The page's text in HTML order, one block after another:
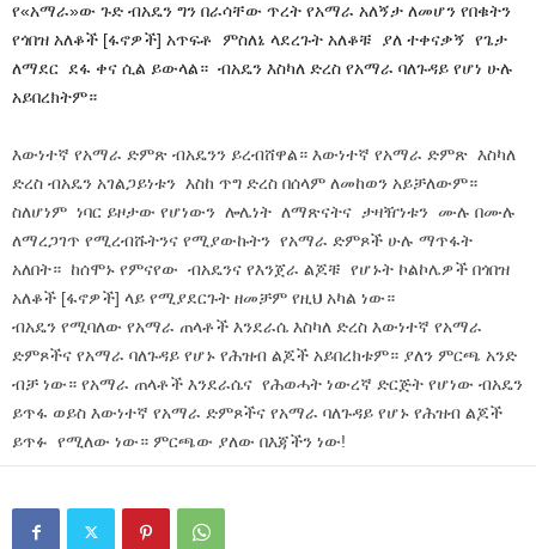
የ«አማራ»ው ጉድ ብአዴን ግን በራሳቸው ጥረት የአማራ አለኝታ ለመሆን የበቁትን
የጎበዝ አለቆች [ፋኖዎች] አጥፍቶ ምስለኔ ላደረጉት አለቆቹ ያለ ተቀናቃኝ የጌታ
ለማደር ደፋ ቀና ሲል ይውላል። ብአዴን እስካለ ድረስ የአማራ ባለጉዳይ የሆነ ሁሉ
አይበረክትም።
እውነተኛ የአማራ ድምጽ ብአዴንን ይረብሸዋል። እውነተኛ የአማራ ድምጽ እስካለ
ድረስ ብአዴን አገልጋይነቱን እስከ ጥግ ድረስ በሰላም ለመከወን አይቻለውም።
ስለሆነም ነባር ይዞታው የሆነውን ሎሌነት ለማጽናትና ታዛዥነቱን ሙሉ በሙሉ
ለማረጋገጥ የሚረብሹትንና የሚያውኩትን የአማራ ድምጾች ሁሉ ማጥፋት
አለበት። ከሰሞኑ የምናየው ብአዴንና የእንጀራ ልጆቹ የሆኑት ኮልኮሌዎች በጎበዝ
አለቆች [ፋኖዎች] ላይ የሚያደርጉት ዘመቻም የዚህ አካል ነው።
ብአዴን የሚባለው የአማራ ጠላቶች እንደራሴ እስካለ ድረስ እውነተኛ የአማራ
ድምጾችና የአማራ ባለጉዳይ የሆኑ የሕዝብ ልጆች አይበረክቱም። ያለን ምርጫ አንድ
ብቻ ነው። የአማራ ጠላቶች እንደራሴና የሕወሓት ነውረኛ ድርጅት የሆነው ብአዴን
ይጥፋ ወይስ እውነተኛ የአማራ ድምጾችና የአማራ ባለጉዳይ የሆኑ የሕዝብ ልጆች
ይጥፉ የሚለው ነው። ምርጫው ያለው በእጃችን ነው!